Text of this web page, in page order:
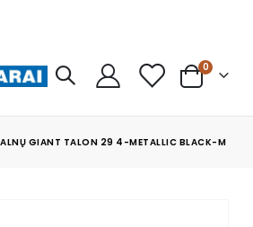
Cart
0prekės
GIANT TALON 29 4-METALLIC BLACK-M